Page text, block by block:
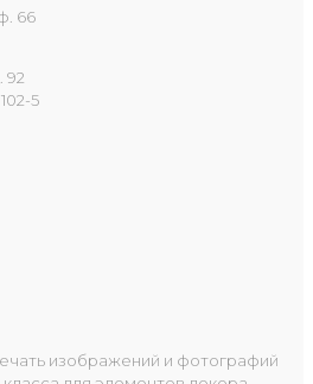
66
92
5
изображений и фотографий